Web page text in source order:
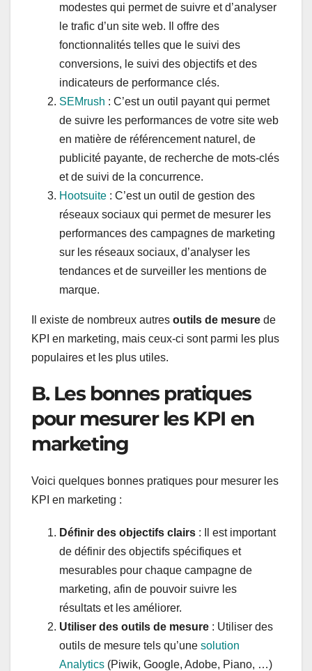
modestes qui permet de suivre et d’analyser
le trafic d’un site web. Il offre des
fonctionnalités telles que le suivi des
conversions, le suivi des objectifs et des
indicateurs de performance clés.
SEMrush : C’est un outil payant qui permet
de suivre les performances de votre site web
en matière de référencement naturel, de
publicité payante, de recherche de mots-clés
et de suivi de la concurrence.
Hootsuite : C’est un outil de gestion des
réseaux sociaux qui permet de mesurer les
performances des campagnes de marketing
sur les réseaux sociaux, d’analyser les
tendances et de surveiller les mentions de
marque.
Il existe de nombreux autres outils de mesure de
KPI en marketing, mais ceux-ci sont parmi les plus
populaires et les plus utiles.
B. Les bonnes pratiques
pour mesurer les KPI en
marketing
Voici quelques bonnes pratiques pour mesurer les
KPI en marketing :
Définir des objectifs clairs : Il est important
de définir des objectifs spécifiques et
mesurables pour chaque campagne de
marketing, afin de pouvoir suivre les
résultats et les améliorer.
Utiliser des outils de mesure : Utiliser des
outils de mesure tels qu’une solution
Analytics (Piwik, Google, Adobe, Piano, …)